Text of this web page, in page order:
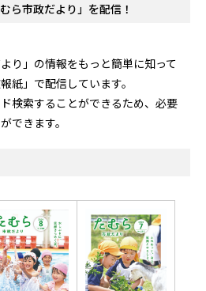
ら市政だより」を配信！
り」の情報をもっと簡単に知って
紙」で配信しています。
検索することができるため、必要
できます。